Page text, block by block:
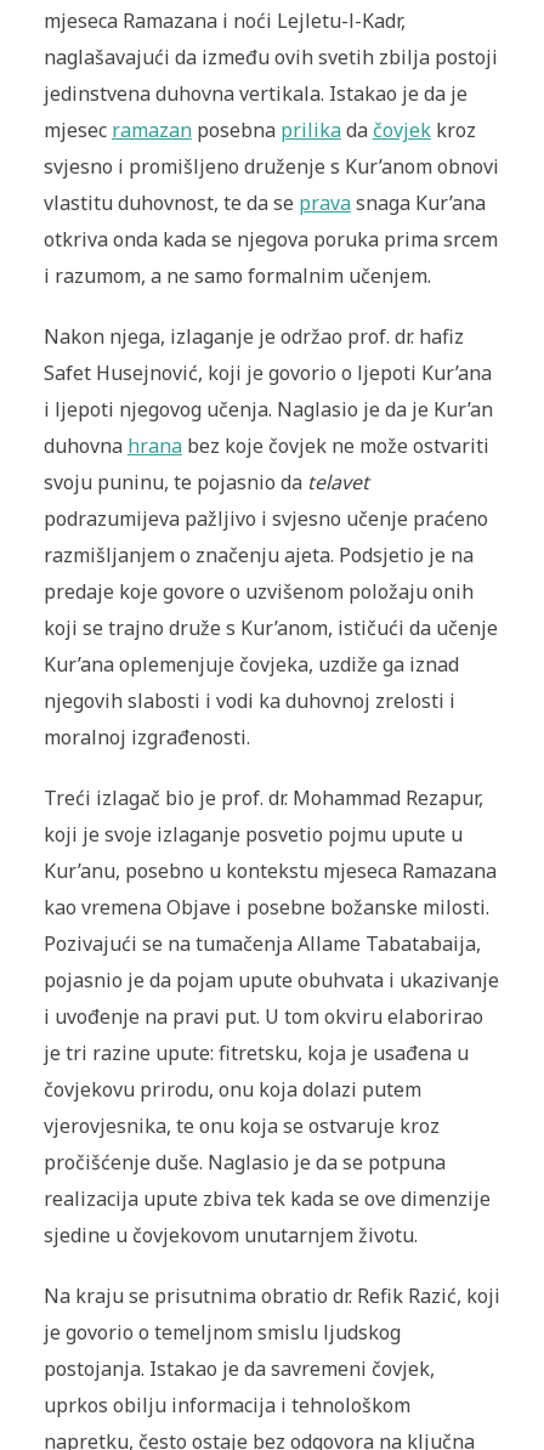
mjeseca Ramazana i noći Lejletu-l-Kadr,
naglašavajući da između ovih svetih zbilja postoji
jedinstvena duhovna vertikala. Istakao je da je
mjesec ramazanposebna prilikada čovjekkroz
svjesno i promišljeno druženje s Kur’anom obnovi
vlastitu duhovnost, te da se pravasnaga Kur’ana
otkriva onda kada se njegova poruka prima srcem
i razumom, a ne samo formalnim učenjem.
Nakon njega, izlaganje je održao prof. dr. hafiz
Safet Husejnović, koji je govorio o ljepoti Kur’ana
i ljepoti njegovog učenja. Naglasio je da je Kur’an
duhovna hranabez koje čovjek ne može ostvariti
svoju puninu, te pojasnio da telavet
podrazumijeva pažljivo i svjesno učenje praćeno
razmišljanjem o značenju ajeta. Podsjetio je na
predaje koje govore o uzvišenom položaju onih
koji se trajno druže s Kur’anom, ističući da učenje
Kur’ana oplemenjuje čovjeka, uzdiže ga iznad
njegovih slabosti i vodi ka duhovnoj zrelosti i
moralnoj izgrađenosti.
Treći izlagač bio je prof. dr. Mohammad Rezapur,
koji je svoje izlaganje posvetio pojmu upute u
Kur’anu, posebno u kontekstu mjeseca Ramazana
kao vremena Objave i posebne božanske milosti.
Pozivajući se na tumačenja Allame Tabatabaija,
pojasnio je da pojam upute obuhvata i ukazivanje
i uvođenje na pravi put. U tom okviru elaborirao
je tri razine upute: fitretsku, koja je usađena u
čovjekovu prirodu, onu koja dolazi putem
vjerovjesnika, te onu koja se ostvaruje kroz
pročišćenje duše. Naglasio je da se potpuna
realizacija upute zbiva tek kada se ove dimenzije
sjedine u čovjekovom unutarnjem životu.
Na kraju se prisutnima obratio dr. Refik Razić, koji
je govorio o temeljnom smislu ljudskog
postojanja. Istakao je da savremeni čovjek,
uprkos obilju informacija i tehnološkom
napretku, često ostaje bez odgovora na ključna